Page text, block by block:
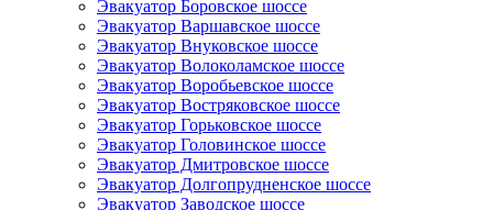
Эвакуатор Боровское шоссе
Эвакуатор Варшавское шоссе
Эвакуатор Внуковское шоссе
Эвакуатор Волоколамское шоссе
Эвакуатор Воробьевское шоссе
Эвакуатор Востряковское шоссе
Эвакуатор Горьковское шоссе
Эвакуатор Головинское шоссе
Эвакуатор Дмитровское шоссе
Эвакуатор Долгопрудненское шоссе
Эвакуатор Заводское шоссе